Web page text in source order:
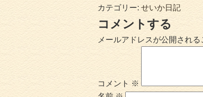
カテゴリー: せいか日記
コメントする
メールアドレスが公開される
コメント ※